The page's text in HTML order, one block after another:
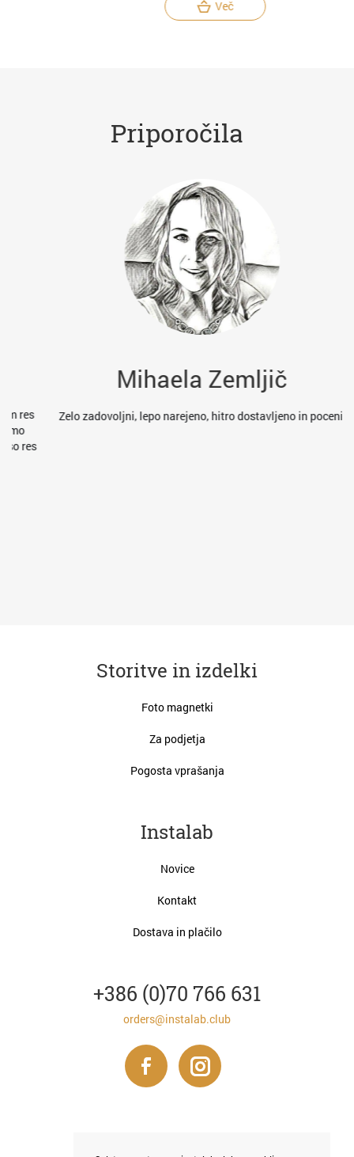
Priporočila
Mihaela Zemljič
Zelo zadovoljni, lepo narejeno, hitro dostavljeno in poceni
Storitve in izdelki
Foto magnetki
Za podjetja
Pogosta vprašanja
Instalab
Novice
Kontakt
Dostava in plačilo
+386 (0)70 766 631
orders@instalab.club